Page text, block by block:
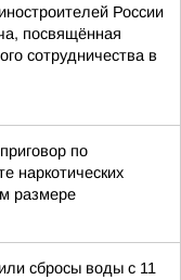
России
посвящённая
сотрудничества в
по
наркотических
размере
сбросы воды с 11